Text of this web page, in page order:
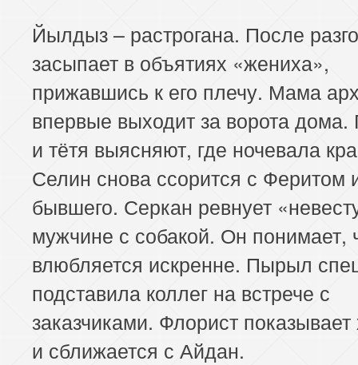
Йылдыз – растрогана. После
засыпает в объятиях «жениха»,
прижавшись к его плечу. Мама
впервые выходит за ворота
и тётя выясняют, где ночевала
Селин снова ссорится с Феритом
бывшего. Серкан ревнует
мужчине с собакой. Он понимает,
влюбляется искренне. Пырыл
подставила коллег на встрече с
заказчиками. Флорист показывает
и сближается с Айдан.